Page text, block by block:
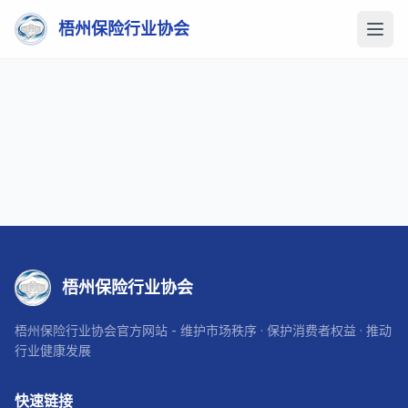
梧州保险行业协会
梧州保险行业协会
梧州保险行业协会官方网站 - 维护市场秩序 · 保护消费者权益 · 推动
行业健康发展
快速链接